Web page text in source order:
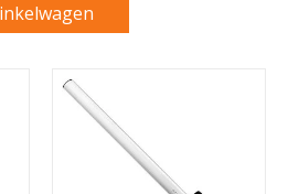
producten